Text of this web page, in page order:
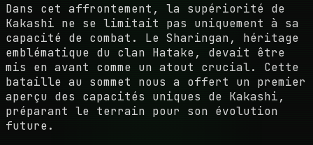
Dans cet affrontement, la supériorité de
Kakashi ne se limitait pas uniquement à sa
capacité de combat. Le Sharingan, héritage
emblématique du clan Hatake, devait être
mis en avant comme un atout crucial. Cette
bataille au sommet nous a offert un premier
aperçu des capacités uniques de Kakashi,
préparant le terrain pour son évolution
future.